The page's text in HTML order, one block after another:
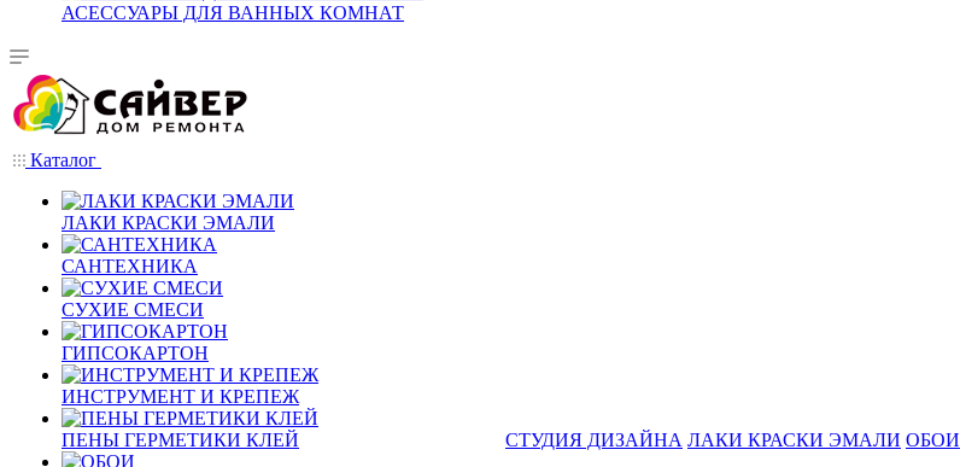
АСЕССУАРЫ ДЛЯ ВАННЫХ КОМНАТ
Каталог
ЛАКИ КРАСКИ ЭМАЛИ
САНТЕХНИКА
СУХИЕ СМЕСИ
ГИПСОКАРТОН
ИНСТРУМЕНТ И КРЕПЕЖ
ПЕНЫ ГЕРМЕТИКИ КЛЕЙ СТУДИЯ ДИЗАЙНА ЛАКИ КРАСКИ ЭМАЛИ ОБОИ